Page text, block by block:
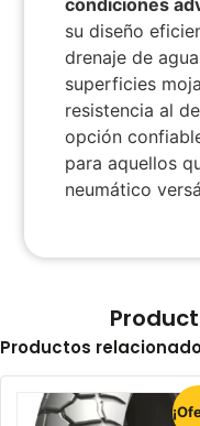
su diseño
drenaje de
superficies
resistencia al
opción
para aquellos
neumático
Productos